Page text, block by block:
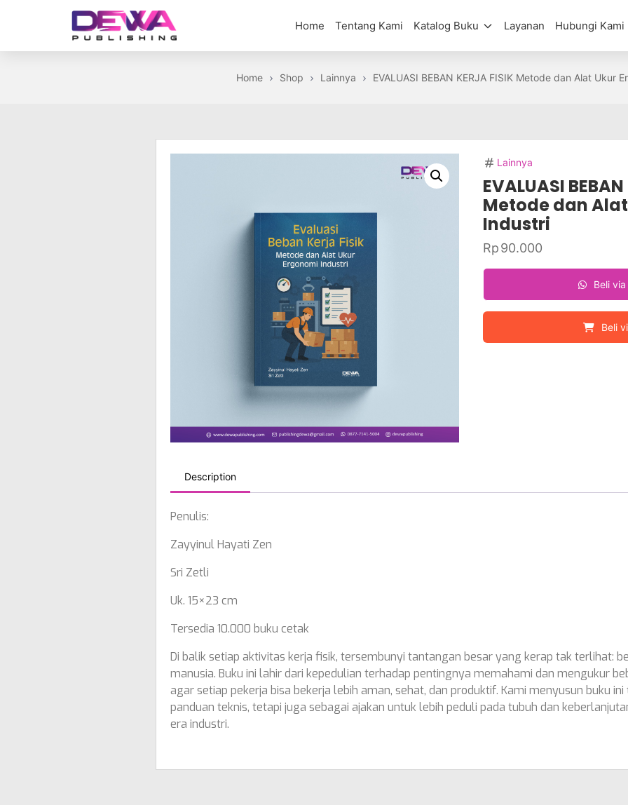
Dewa
Home Tentang Kami Katalog Buku Layanan Hubungi Kami
Home Shop Lainnya EVALUASI BEBAN KERJA FISIK Metode dan Alat Ukur
Lainnya
EVALUASI
Metode dan
Industri
Rp90.000
Beli
Beli
Description
Penulis:
Zayyinul Hayati Zen
Sri Zetli
Uk. 15×23 cm
Tersedia 10.000 buku cetak
Di balik setiap aktivitas kerja fisik, tersembunyi tantangan besar yang kerap tak terlihat:
manusia. Buku ini lahir dari kepedulian terhadap pentingnya memahami dan mengukur
agar setiap pekerja bisa bekerja lebih aman, sehat, dan produktif. Kami menyusun buku
panduan teknis, tetapi juga sebagai ajakan untuk lebih peduli pada tubuh dan
era industri.